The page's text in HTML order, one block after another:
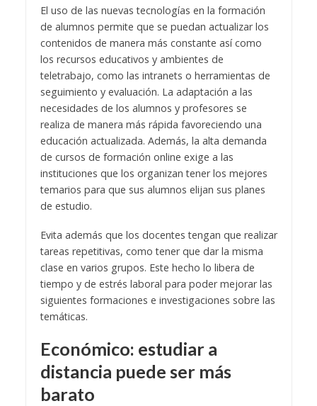
El uso de las nuevas tecnologías en la formación
de alumnos permite que se puedan actualizar los
contenidos de manera más constante así como
los recursos educativos y ambientes de
teletrabajo, como las intranets o herramientas de
seguimiento y evaluación. La adaptación a las
necesidades de los alumnos y profesores se
realiza de manera más rápida favoreciendo una
educación actualizada. Además, la alta demanda
de cursos de formación online exige a las
instituciones que los organizan tener los mejores
temarios para que sus alumnos elijan sus planes
de estudio.
Evita además que los docentes tengan que realizar
tareas repetitivas, como tener que dar la misma
clase en varios grupos. Este hecho lo libera de
tiempo y de estrés laboral para poder mejorar las
siguientes formaciones e investigaciones sobre las
temáticas.
Económico: estudiar a
distancia puede ser más
barato